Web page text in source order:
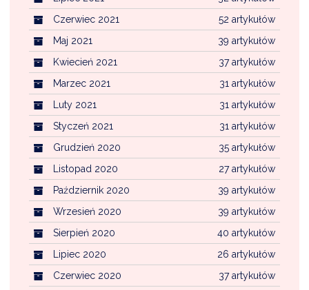
52 artykułów
Czerwiec 2021
39 artykułów
Maj 2021
37 artykułów
Kwiecień 2021
31 artykułów
Marzec 2021
31 artykułów
Luty 2021
31 artykułów
Styczeń 2021
35 artykułów
Grudzień 2020
27 artykułów
Listopad 2020
39 artykułów
Październik 2020
39 artykułów
Wrzesień 2020
40 artykułów
Sierpień 2020
26 artykułów
Lipiec 2020
37 artykułów
Czerwiec 2020